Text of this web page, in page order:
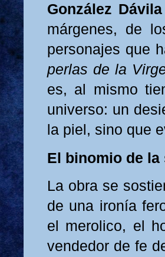
González Dávila
márgenes, de
personajes que
perlas de la
es, al mismo
universo: un
la piel, sino que
El binomio de
La obra se
de una ironía
el merolico, el
vendedor de fe